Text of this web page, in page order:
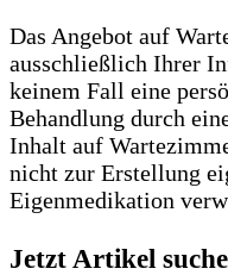
Das Angebot auf
ausschließlich Ihrer
keinem Fall eine
Behandlung durch
Inhalt auf
nicht zur Erstellung
Eigenmedikation
Jetzt Artikel